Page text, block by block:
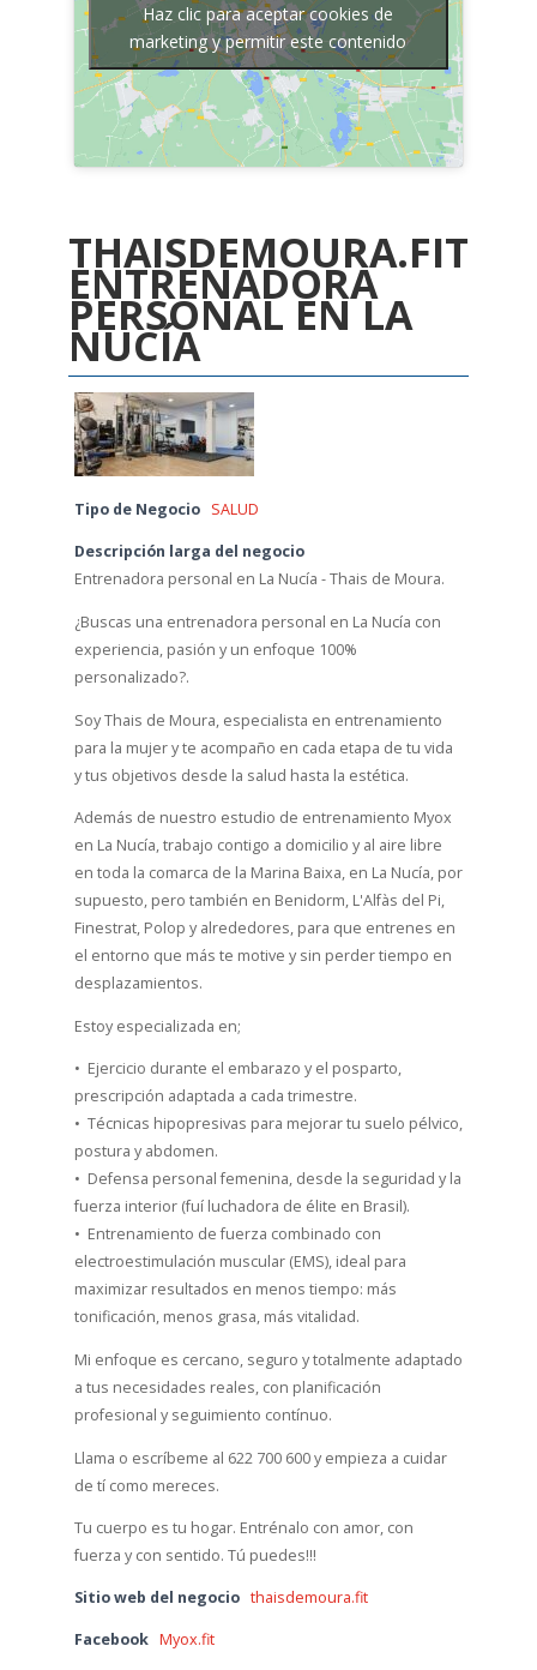
Haz clic para aceptar cookies de
marketing y permitir este contenido
THAISDEMOURA.FIT
ENTRENADORA
PERSONAL EN LA
NUCÍA
Tipo de Negocio SALUD
Descripción larga del negocio
Entrenadora personal en La Nucía - Thais de Moura.
¿Buscas una entrenadora personal en La Nucía con
experiencia, pasión y un enfoque 100%
personalizado?.
Soy Thais de Moura, especialista en entrenamiento
para la mujer y te acompaño en cada etapa de tu vida
y tus objetivos desde la salud hasta la estética.
Además de nuestro estudio de entrenamiento Myox
en La Nucía, trabajo contigo a domicilio y al aire libre
en toda la comarca de la Marina Baixa, en La Nucía, por
supuesto, pero también en Benidorm, L'Alfàs del Pi,
Finestrat, Polop y alrededores, para que entrenes en
el entorno que más te motive y sin perder tiempo en
desplazamientos.
Estoy especializada en;
•⁠ ⁠Ejercicio durante el embarazo y el posparto,
prescripción adaptada a cada trimestre.
•⁠ ⁠Técnicas hipopresivas para mejorar tu suelo pélvico,
postura y abdomen.
•⁠ ⁠⁠Defensa personal femenina, desde la seguridad y la
fuerza interior (fuí luchadora de élite en Brasil).
•⁠ ⁠Entrenamiento de fuerza combinado con
electroestimulación muscular (EMS), ideal para
maximizar resultados en menos tiempo: más
tonificación, menos grasa, más vitalidad.
Mi enfoque es cercano, seguro y totalmente adaptado
a tus necesidades reales, con planificación
profesional y seguimiento contínuo.
Llama o escríbeme al 622 700 600 y empieza a cuidar
de tí como mereces.
Tu cuerpo es tu hogar. Entrénalo con amor, con
fuerza y con sentido. Tú puedes!!!
Sitio web del negocio thaisdemoura.fit
Facebook Myox.fit